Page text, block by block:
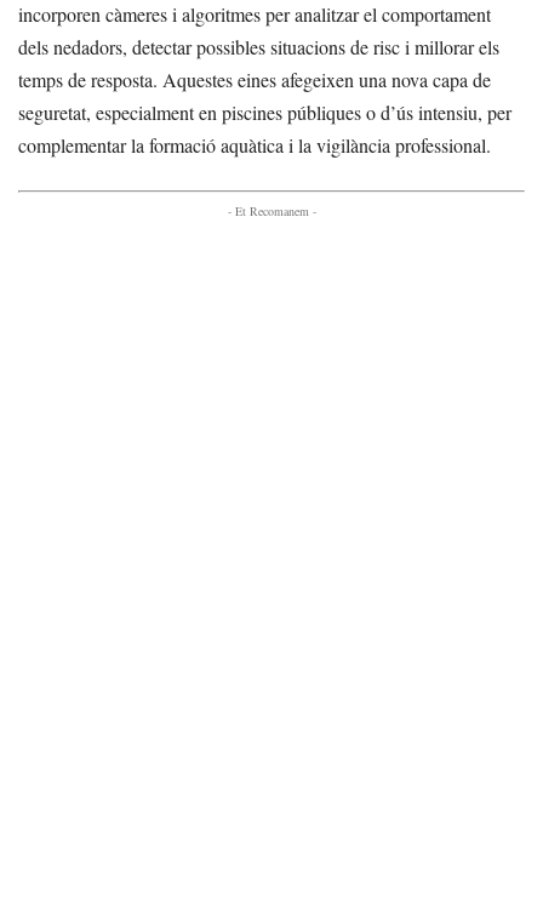
incorporen càmeres i algoritmes per analitzar el comportament
dels nedadors, detectar possibles situacions de risc i millorar els
temps de resposta. Aquestes eines afegeixen una nova capa de
seguretat, especialment en piscines públiques o d’ús intensiu, per
complementar la formació aquàtica i la vigilància professional.
- Et Recomanem -